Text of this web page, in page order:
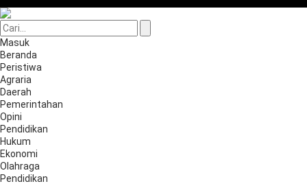
Masuk
Beranda
Peristiwa
Agraria
Daerah
Pemerintahan
Opini
Pendidikan
Hukum
Ekonomi
Olahraga
Pendidikan